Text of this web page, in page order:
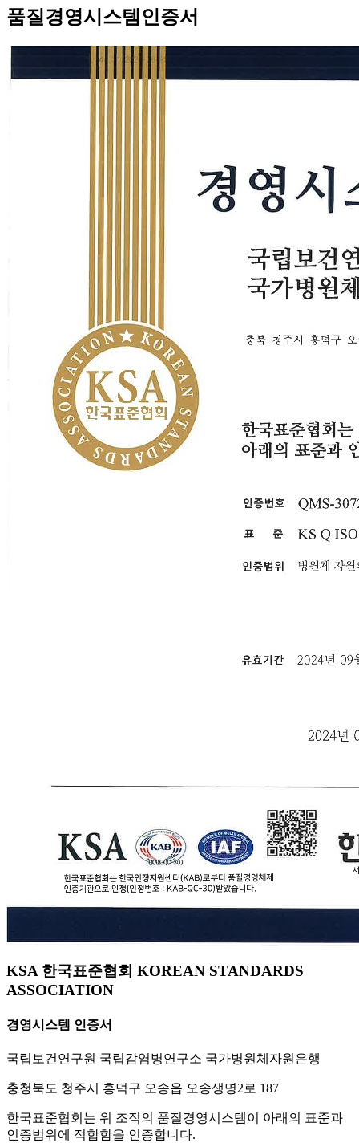
품질경영시스템인증서
KSA 한국표준협회 KOREAN STANDARDS
ASSOCIATION
경영시스템 인증서
국립보건연구원 국립감염병연구소 국가병원체자원은행
충청북도 청주시 흥덕구 오송읍 오송생명2로 187
한국표준협회는 위 조직의 품질경영시스템이 아래의 표준과
인증범위에 적합함을 인증합니다.